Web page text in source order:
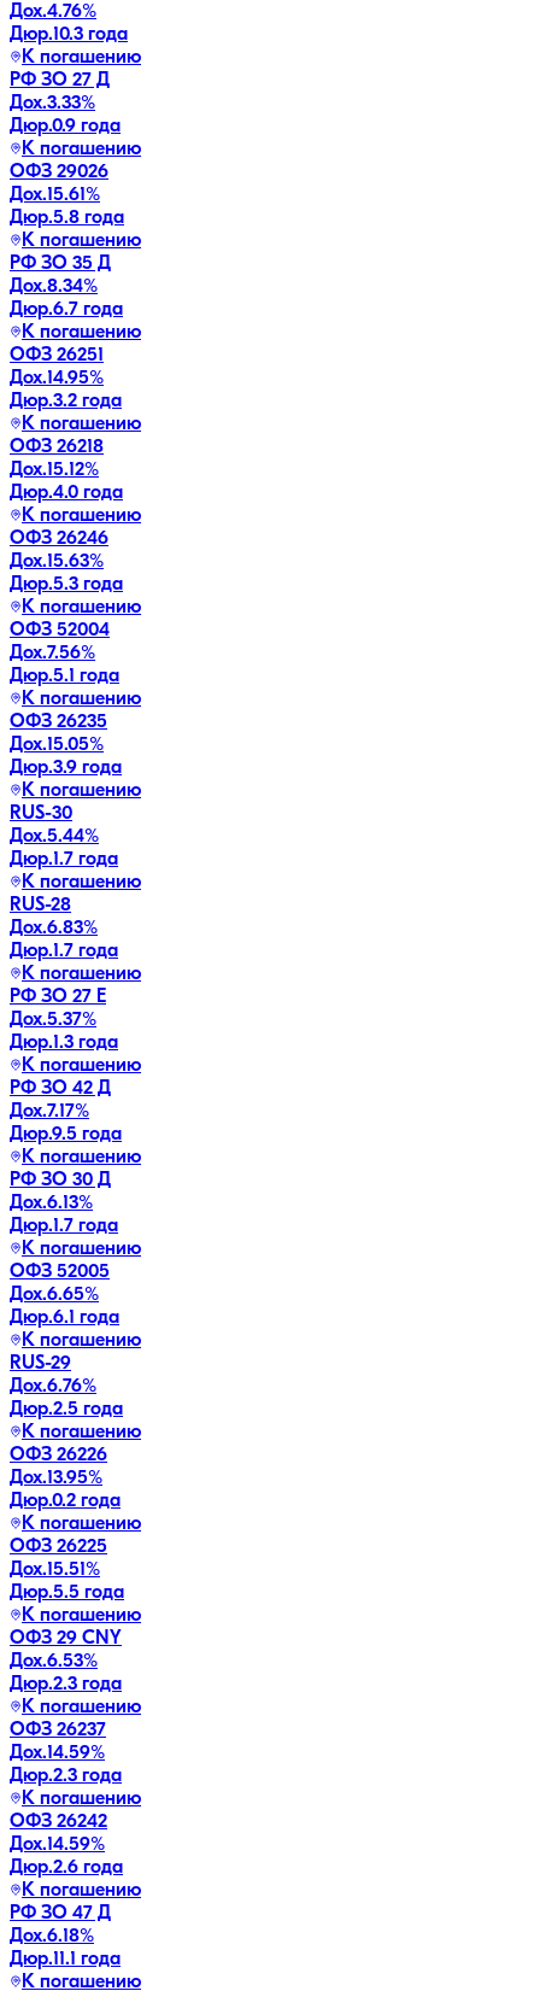
Дох.4.76%
Дюр.10.3 года
К погашению
РФ ЗО 27 Д
Дох.3.33%
Дюр.0.9 года
К погашению
ОФЗ 29026
Дох.15.61%
Дюр.5.8 года
К погашению
РФ ЗО 35 Д
Дох.8.34%
Дюр.6.7 года
К погашению
ОФЗ 26251
Дох.14.95%
Дюр.3.2 года
К погашению
ОФЗ 26218
Дох.15.12%
Дюр.4.0 года
К погашению
ОФЗ 26246
Дох.15.63%
Дюр.5.3 года
К погашению
ОФЗ 52004
Дох.7.56%
Дюр.5.1 года
К погашению
ОФЗ 26235
Дох.15.05%
Дюр.3.9 года
К погашению
RUS-30
Дох.5.44%
Дюр.1.7 года
К погашению
RUS-28
Дох.6.83%
Дюр.1.7 года
К погашению
РФ ЗО 27 Е
Дох.5.37%
Дюр.1.3 года
К погашению
РФ ЗО 42 Д
Дох.7.17%
Дюр.9.5 года
К погашению
РФ ЗО 30 Д
Дох.6.13%
Дюр.1.7 года
К погашению
ОФЗ 52005
Дох.6.65%
Дюр.6.1 года
К погашению
RUS-29
Дох.6.76%
Дюр.2.5 года
К погашению
ОФЗ 26226
Дох.13.95%
Дюр.0.2 года
К погашению
ОФЗ 26225
Дох.15.51%
Дюр.5.5 года
К погашению
ОФЗ 29 CNY
Дох.6.53%
Дюр.2.3 года
К погашению
ОФЗ 26237
Дох.14.59%
Дюр.2.3 года
К погашению
ОФЗ 26242
Дох.14.59%
Дюр.2.6 года
К погашению
РФ ЗО 47 Д
Дох.6.18%
Дюр.11.1 года
К погашению